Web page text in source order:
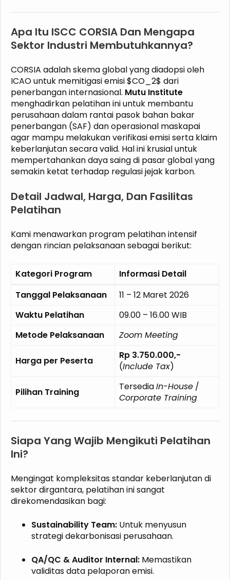
Apa Itu ISCC CORSIA Dan Mengapa
Sektor Industri Membutuhkannya?
CORSIA adalah skema global yang diadopsi oleh
ICAO untuk memitigasi emisi $CO_2$ dari
penerbangan internasional. Mutu Institute
menghadirkan pelatihan ini untuk membantu
perusahaan dalam rantai pasok bahan bakar
penerbangan (SAF) dan operasional maskapai
agar mampu melakukan verifikasi emisi serta klaim
keberlanjutan secara valid. Hal ini krusial untuk
mempertahankan daya saing di pasar global yang
semakin ketat terhadap regulasi jejak karbon.
Detail Jadwal, Harga, Dan Fasilitas
Pelatihan
Kami menawarkan program pelatihan intensif
dengan rincian pelaksanaan sebagai berikut:
Kategori Program
Informasi Detail
Tanggal Pelaksanaan
11 – 12 Maret 2026
Waktu Pelatihan
09.00 – 16.00 WIB
Metode Pelaksanaan
Zoom Meeting
Harga per Peserta
Rp 3.750.000,-
(Include Tax)
Pilihan Training TersediaIn-House /
Corporate Training
Siapa Yang Wajib Mengikuti Pelatihan
Ini?
Mengingat kompleksitas standar keberlanjutan di
sektor dirgantara, pelatihan ini sangat
direkomendasikan bagi:
Sustainability Team: Untuk menyusun
strategi dekarbonisasi perusahaan.
QA/QC & Auditor Internal: Memastikan
validitas data pelaporan emisi.